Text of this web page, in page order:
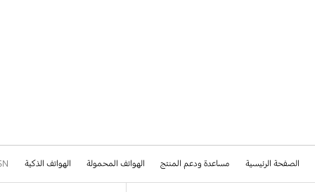
الصفحة الرئيسية مساعدة ودعم المنتج الهواتف المحمولة الهواتف الذكية